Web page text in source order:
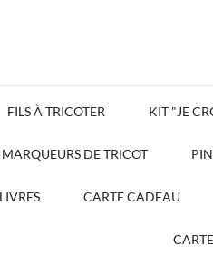
FILS À TRICOTER KIT "JE
MARQUEURS DE TRICOT
LIVRES CARTE CADEAU